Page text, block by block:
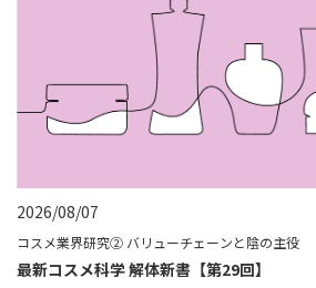
2026/08/07
コスメ業界研究② バリューチェーンと陰の主役
最新コスメ科学 解体新書【第29回】